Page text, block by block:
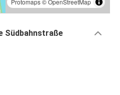
Protomaps©OpenStreetMap
Südbahnstraße